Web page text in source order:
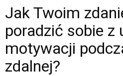
Jak Twoim
poradzić sobie z
motywacji
zdalnej?